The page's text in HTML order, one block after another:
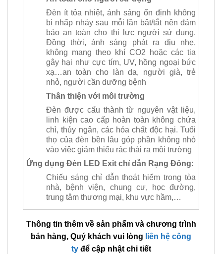
Đèn ít tỏa nhiệt, ánh sáng ổn định không
bị nhấp nháy sau mỗi lần bật/tắt nên đảm
bảo an toàn cho thị lực người sử dụng.
Đồng thời, ánh sáng phát ra dịu nhẹ,
không mang theo khí CO2 hoặc các tia
gây hại như cực tím, UV, hồng ngoại bức
xạ…an toàn cho làn da, người già, trẻ
nhỏ, người cần dưỡng bệnh
Thân thiện với môi trường
Đèn được cấu thành từ nguyên vật liệu,
linh kiện cao cấp hoàn toàn không chứa
chì, thủy ngân, các hóa chất độc hại. Tuổi
thọ của đèn bền lâu góp phần không nhỏ
vào việc giảm thiểu rác thải ra môi trường
Ứng dụng Đèn LED Exit chỉ dẫn Rạng Đông:
Chiếu sáng chỉ dẫn thoát hiểm trong tòa
nhà, bệnh viện, chung cư, học đường,
trung tâm thương mại, khu vực hầm,…
Thông tin thêm về sản phẩm và chương trình
bán hàng, Quý khách vui lòng liên hệ công
tyđể cập nhật chi tiết